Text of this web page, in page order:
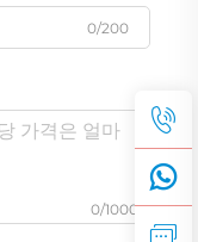
0/200
0/1000